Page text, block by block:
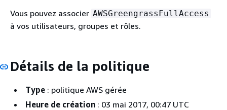
Vous pouvez associer AWSGreengrassFullAccess
à vos utilisateurs, groupes et rôles.
Détails de la politique
Type : politique AWS gérée
Heure de création : 03 mai 2017, 00:47 UTC